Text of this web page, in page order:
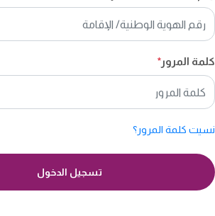
كلمة المرور*
نسيت كلمة المرور؟
تسجيل الدخول